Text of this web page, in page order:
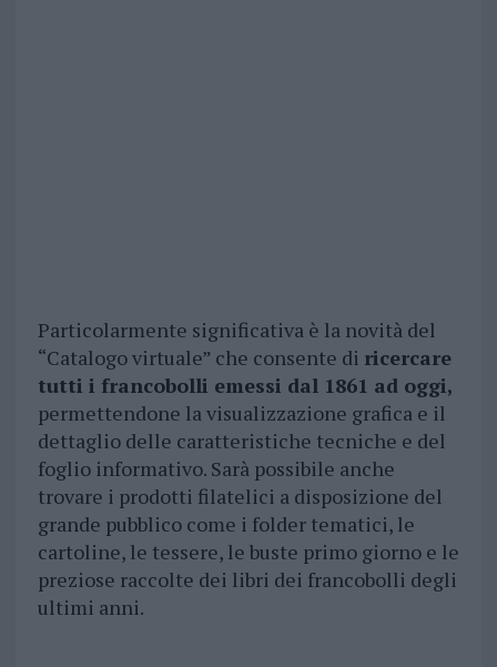
Particolarmente significativa è la novità del
“Catalogo virtuale” che consente di ricercare
tutti i francobolli emessi dal 1861 ad oggi,
permettendone la visualizzazione grafica e il
dettaglio delle caratteristiche tecniche e del
foglio informativo. Sarà possibile anche
trovare i prodotti filatelici a disposizione del
grande pubblico come i folder tematici, le
cartoline, le tessere, le buste primo giorno e le
preziose raccolte dei libri dei francobolli degli
ultimi anni.